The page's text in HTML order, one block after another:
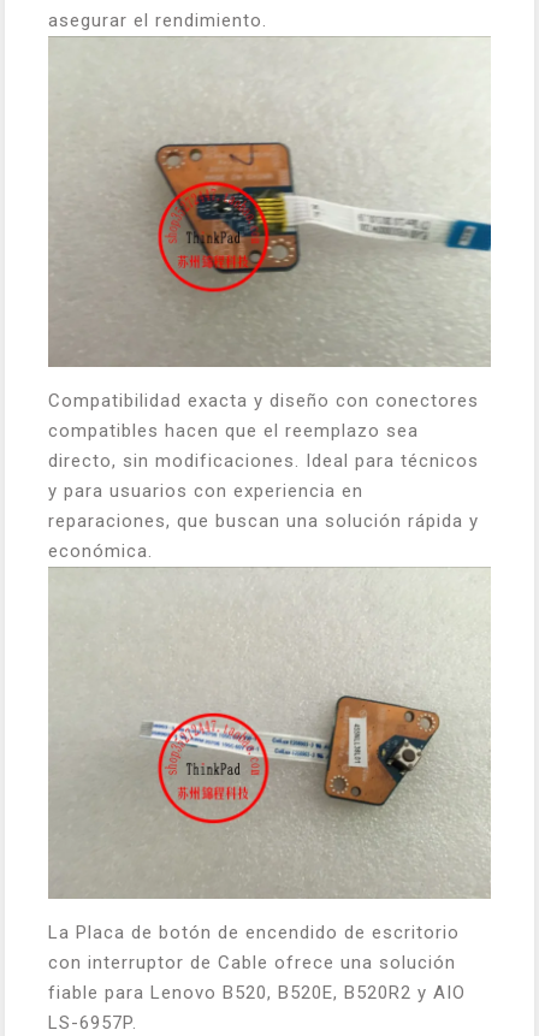
asegurar el rendimiento.
Compatibilidad exacta y diseño con conectores
compatibles hacen que el reemplazo sea
directo, sin modificaciones. Ideal para técnicos
y para usuarios con experiencia en
reparaciones, que buscan una solución rápida y
económica.
La Placa de botón de encendido de escritorio
con interruptor de Cable ofrece una solución
fiable para Lenovo B520, B520E, B520R2 y AIO
LS-6957P.